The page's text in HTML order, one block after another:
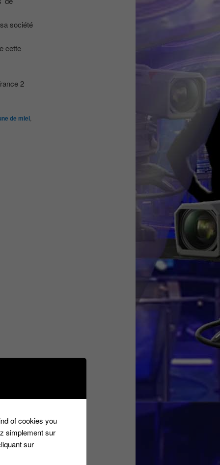
société
cette
2
de miel,
of cookies you
simplement sur
sur